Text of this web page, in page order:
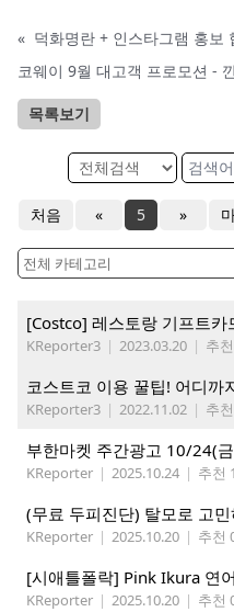
« 덕화명란 + 인스타그램 홍보
코웨이 9월 대고객 프로모션 -
목록보기
처음 « 5 »
[Costco] 레스토랑 기프트카
KReporter3 | 2023.03.20 | 추
코스트코 이용 꿀팁! 어디까
KReporter3 | 2022.11.02 | 추
부한마켓 주간광고 10/24(
KReporter | 2025.10.24 | 추천 1
(무료 두피진단) 탈모로 고
KReporter | 2025.10.20 | 추천
[시애틀폴락] Pink Ikura 연
KReporter | 2025.10.20 | 추천